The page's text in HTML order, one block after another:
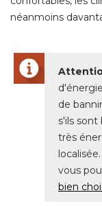
néanmoins
de
s'ils sont
très
vous
bien